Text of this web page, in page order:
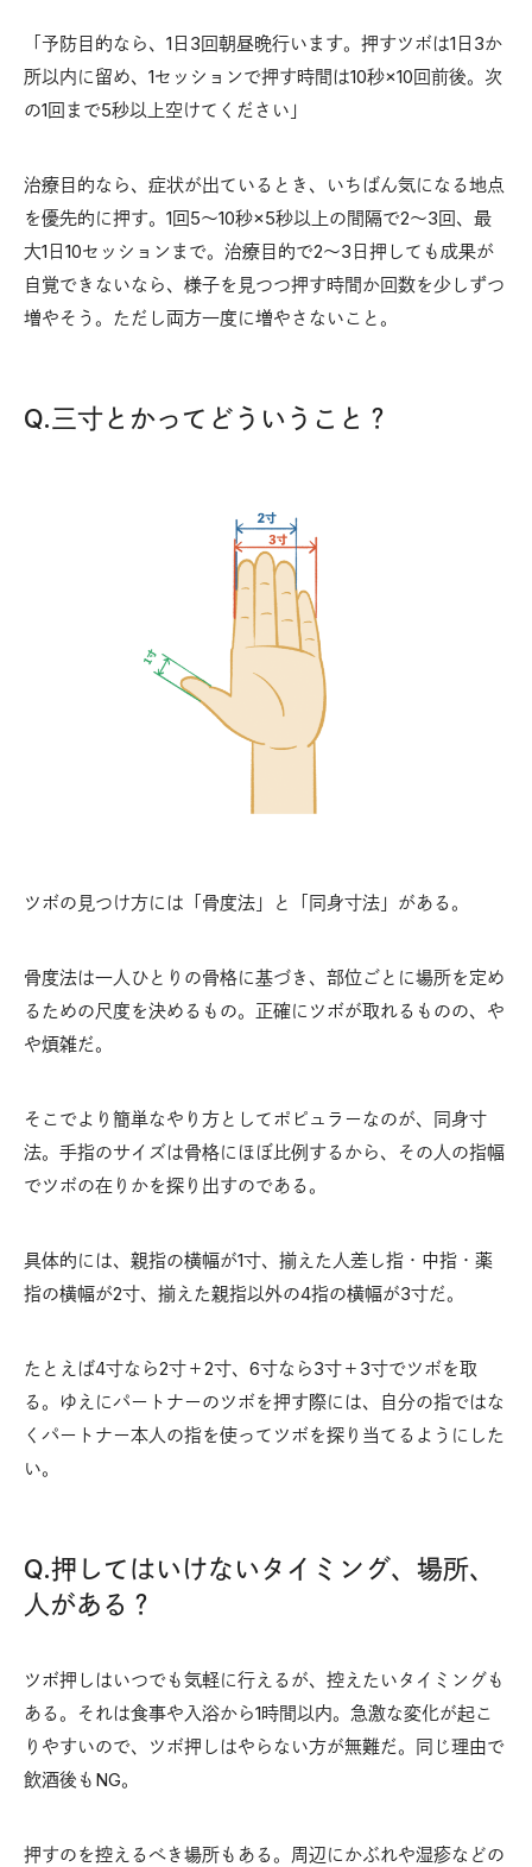
「予防目的なら、1日3回朝昼晩行います。押すツボは1日3か
所以内に留め、1セッションで押す時間は10秒×10回前後。次
の1回まで5秒以上空けてください」
治療目的なら、症状が出ているとき、いちばん気になる地点
を優先的に押す。1回5〜10秒×5秒以上の間隔で2〜3回、最
大1日10セッションまで。治療目的で2〜3日押しても成果が
自覚できないなら、様子を見つつ押す時間か回数を少しずつ
増やそう。ただし両方一度に増やさないこと。
Q.三寸とかってどういうこと？
ツボの見つけ方には「骨度法」と「同身寸法」がある。
骨度法は一人ひとりの骨格に基づき、部位ごとに場所を定め
るための尺度を決めるもの。正確にツボが取れるものの、や
や煩雑だ。
そこでより簡単なやり方としてポピュラーなのが、同身寸
法。手指のサイズは骨格にほぼ比例するから、その人の指幅
でツボの在りかを探り出すのである。
具体的には、親指の横幅が1寸、揃えた人差し指・中指・薬
指の横幅が2寸、揃えた親指以外の4指の横幅が3寸だ。
たとえば4寸なら2寸＋2寸、6寸なら3寸＋3寸でツボを取
る。ゆえにパートナーのツボを押す際には、自分の指ではな
くパートナー本人の指を使ってツボを探り当てるようにした
い。
Q.押してはいけないタイミング、場所、
人がある？
ツボ押しはいつでも気軽に行えるが、控えたいタイミングも
ある。それは食事や入浴から1時間以内。急激な変化が起こ
りやすいので、ツボ押しはやらない方が無難だ。同じ理由で
飲酒後もNG。
押すのを控えるべき場所もある。周辺にかぶれや湿疹などの